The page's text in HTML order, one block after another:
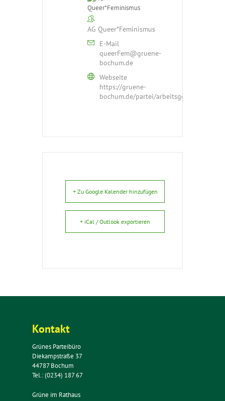
AG Queer*Feminismus
E-Mail
queerFem@gruene-
bochum.de
Webseite
https://gruene-
bochum.de/partei/
+ Zu Google Kalender hinzufügen
+ iCal / Outlook exportieren
Kontakt
Grünes Parteibüro
Diekampstraße 37
44787 Bochum
Tel.: (0234) 187 67
Grüne im Rathaus